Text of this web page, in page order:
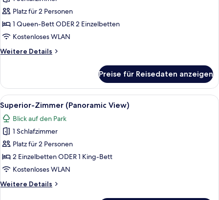
Zimmer,
Flussblick
anzeigen
Platz für 2 Personen
1 Queen-Bett ODER 2 Einzelbetten
Kostenloses WLAN
Weitere Details
Weitere
Zimmer,
Flussblick
Preise für Reisedaten anzeigen
Alle
Fotos
für
Superior-
Zimmer
(Panoramic
View)
Ein Hotelzimmer mit einem großen
14
Superior-Zimmer (Panoramic View)
Blick auf den Park
1 Schlafzimmer
Platz für 2 Personen
2 Einzelbetten ODER 1 King-Bett
Kostenloses WLAN
Weitere Details
Weitere